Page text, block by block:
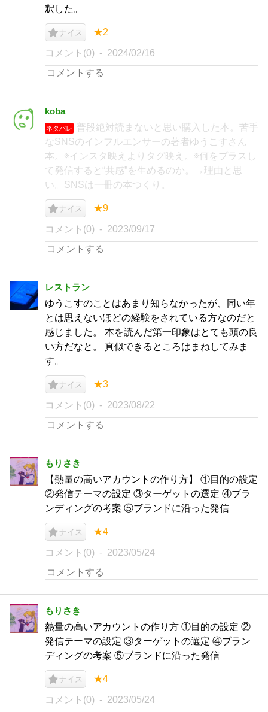
釈した。
ナイス ★2
コメント(0) 2024/02/16
koba
ネタバレ
普段絶対読まないと思い購入した本。苦手
なSNSのインフルエンサーの著者ゆうこすさん
本。※インスタ映えよりタグ映え。※何をプラスし
て発信すると“共感”を生めるのか。→理由と思
い。SNSは一冊の本つくり。
ナイス ★9
コメント(0) 2023/09/17
レストラン
ゆうこすのことはあまり知らなかったが、同い年
とは思えないほどの経験をされている方なのだと
感じました。 本を読んだ第一印象はとても頭の良
い方だなと。 真似できるところはまねしてみま
す。
ナイス ★3
コメント(0) 2023/08/22
もりさき
【熱量の高いアカウントの作り方】 ①目的の設定
②発信テーマの設定 ③ターゲットの選定 ④ブラ
ンディングの考案 ⑤ブランドに沿った発信
ナイス ★4
コメント(0) 2023/05/24
もりさき
熱量の高いアカウントの作り方 ①目的の設定 ②
発信テーマの設定 ③ターゲットの選定 ④ブラン
ディングの考案 ⑤ブランドに沿った発信
ナイス ★4
コメント(0) 2023/05/24